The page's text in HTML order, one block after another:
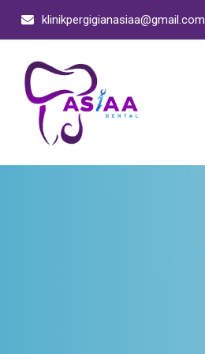
klinikpergigianasiaa@gmail.com